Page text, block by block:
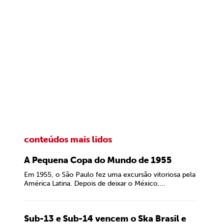
conteúdos mais lidos
A Pequena Copa do Mundo de 1955
Em 1955, o São Paulo fez uma excursão vitoriosa pela
América Latina. Depois de deixar o México,...
Sub-13 e Sub-14 vencem o Ska Brasil e